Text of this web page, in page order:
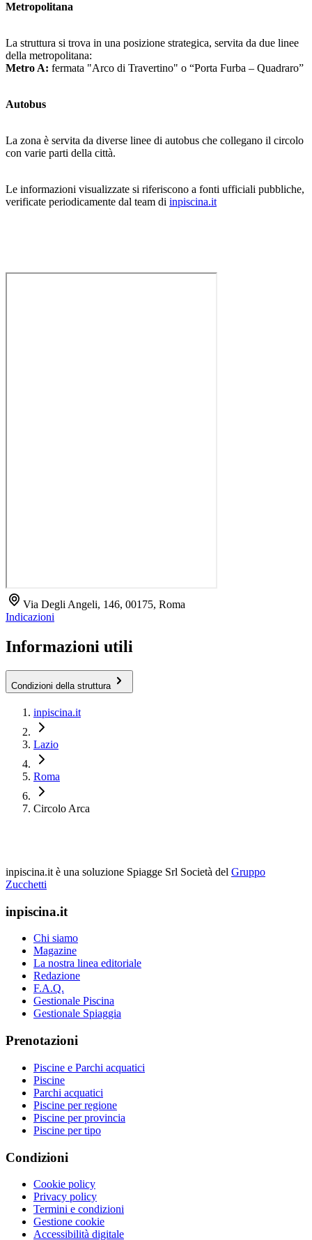
Metropolitana
La struttura si trova in una posizione strategica, servita da due linee
della metropolitana:
Metro A: fermata "Arco di Travertino" o “Porta Furba – Quadraro”
Autobus
La zona è servita da diverse linee di autobus che collegano il circolo
con varie parti della città.
Le informazioni visualizzate si riferiscono a fonti ufficiali pubbliche,
verificate periodicamente dal team di inpiscina.it
Via Degli Angeli, 146, 00175, Roma
Indicazioni
Informazioni utili
Condizioni della struttura
inpiscina.it
Lazio
Roma
Circolo Arca
inpiscina.it è una soluzione Spiagge Srl Società del Gruppo
Zucchetti
inpiscina.it
Chi siamo
Magazine
La nostra linea editoriale
Redazione
F.A.Q.
Gestionale Piscina
Gestionale Spiaggia
Prenotazioni
Piscine e Parchi acquatici
Piscine
Parchi acquatici
Piscine per regione
Piscine per provincia
Piscine per tipo
Condizioni
Cookie policy
Privacy policy
Termini e condizioni
Gestione cookie
Accessibilità digitale